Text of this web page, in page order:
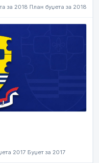
за 2018 План буџета за 2018
2017 Буџет за 2017